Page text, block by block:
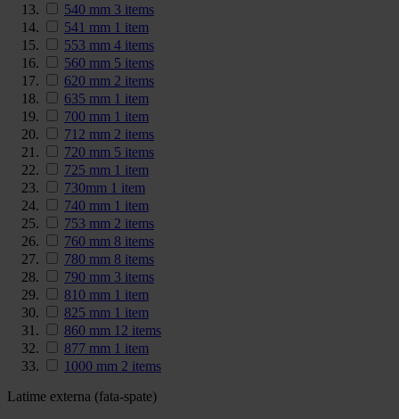
540 mm 3 items
541 mm 1 item
553 mm 4 items
560 mm 5 items
620 mm 2 items
635 mm 1 item
700 mm 1 item
712 mm 2 items
720 mm 5 items
725 mm 1 item
730mm 1 item
740 mm 1 item
753 mm 2 items
760 mm 8 items
780 mm 8 items
790 mm 3 items
810 mm 1 item
825 mm 1 item
860 mm 12 items
877 mm 1 item
1000 mm 2 items
Latime externa (fata-spate)